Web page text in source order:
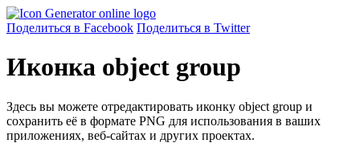
Поделиться в Facebook Поделиться в Twitter
Иконка object group
Здесь вы можете отредактировать иконку object group и
сохранить её в формате PNG для использования в ваших
приложениях, веб-сайтах и других проектах.